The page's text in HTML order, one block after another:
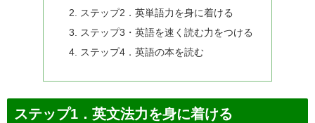
ステップ2．英単語力を身に着ける
ステップ3・英語を速く読む力をつける
ステップ4．英語の本を読む
ステップ1．英文法力を身に着ける